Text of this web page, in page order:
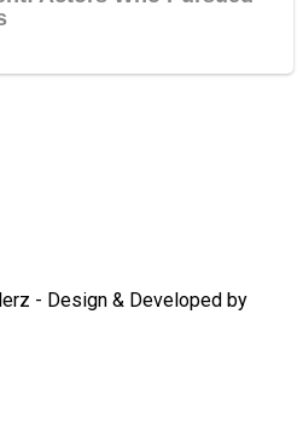
- Design & Developed by